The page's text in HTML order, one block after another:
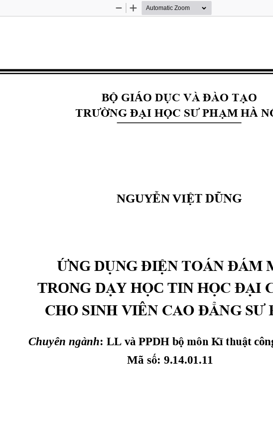
Zoom
Zoom
BỘ GIÁO DỤC VÀ ĐÀO TẠO
TRƯỜNG ĐẠI HỌC SƯ PHẠM HÀ N
NGUYỄN VIỆT DŨNG
ỨNG DỤNG ĐIỆN TOÁN ĐÁM
TRONG DẠY HỌC TIN HỌC ĐẠI
CHO SINH VIÊN CAO ĐẲNG SƯ
Chuyên ngành: LL và PPDH bộ môn Kĩ thuật
Mã số: 9.14.01.11